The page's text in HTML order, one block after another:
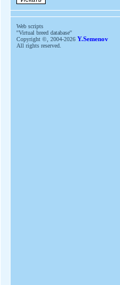
Web scripts
''Virtual breed database''
Copyright ©, 2004-2026 Y.Semenov
All rights reserved.